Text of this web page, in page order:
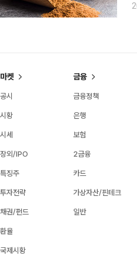
마켓
공시
시황
시세
장외/IPO
특징주
투자전략
채권/펀드
환율
국제시황
금융
금융정책
은행
보험
2금융
카드
가상자산/핀테크
일반